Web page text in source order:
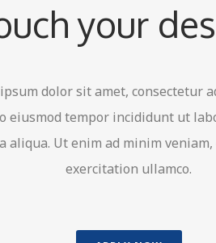
your
dolor sit amet, consectetur
eiusmod tempor incididunt ut
aliqua. Ut enim ad minim
exercitation ullamco.